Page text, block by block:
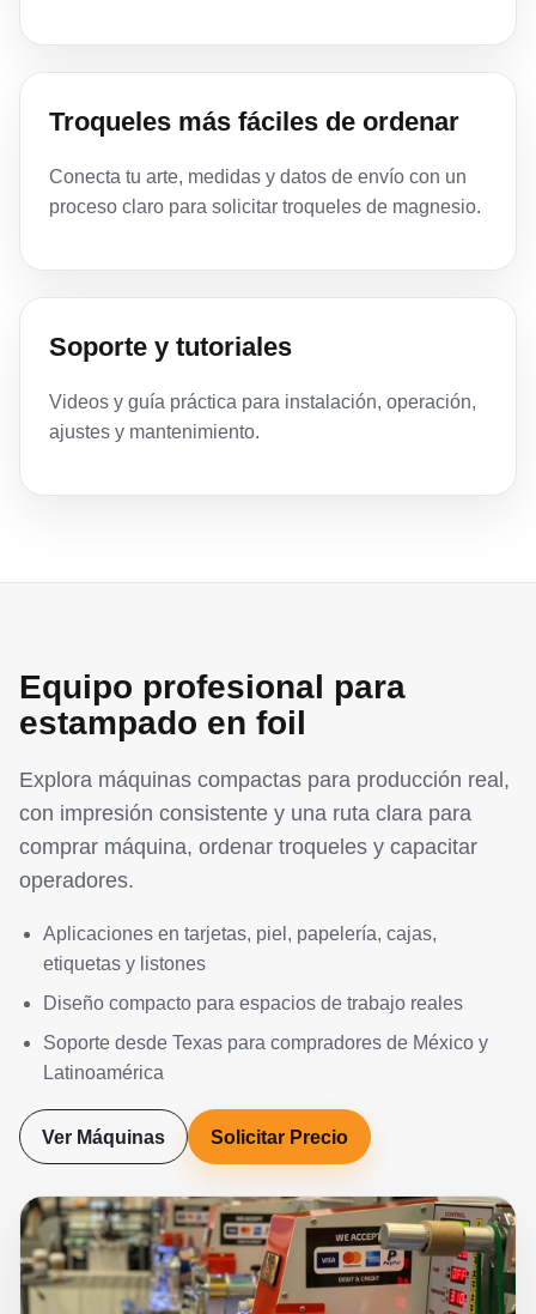
Troqueles más fáciles de ordenar
Conecta tu arte, medidas y datos de envío con un
proceso claro para solicitar troqueles de magnesio.
Soporte y tutoriales
Videos y guía práctica para instalación, operación,
ajustes y mantenimiento.
Equipo profesional para
estampado en foil
Explora máquinas compactas para producción real,
con impresión consistente y una ruta clara para
comprar máquina, ordenar troqueles y capacitar
operadores.
Aplicaciones en tarjetas, piel, papelería, cajas,
etiquetas y listones
Diseño compacto para espacios de trabajo reales
Soporte desde Texas para compradores de México y
Latinoamérica
Ver Máquinas Solicitar Precio